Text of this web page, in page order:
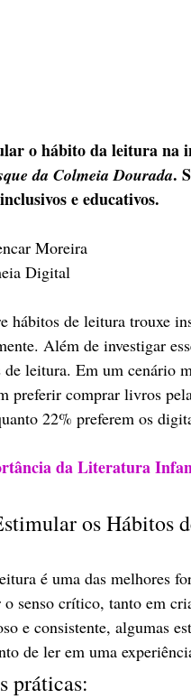
o hábito da leitura na
da Colmeia Dourada.
e educativos.
Moreira
Digital
hábitos de leitura trouxe
Além de investigar
de leitura. Em um cenário
preferir comprar livros
22% preferem os
da Literatura
os Hábitos
é uma das melhores
senso crítico, tanto em
e consistente, algumas
de ler em uma
práticas: